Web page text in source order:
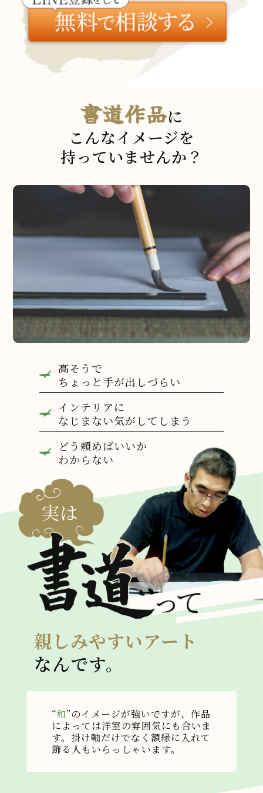
書道作品に
こんなイメージを
持っていませんか？
高そうで
ちょっと手が出しづらい
インテリアに
なじまない気がしてしまう
どう頼めばいいか
わからない
親しみやすいアート
なんです。
“和”のイメージが強いですが、作品
によっては洋室の雰囲気にも合いま
す。掛け軸だけでなく額縁に入れて
飾る人もいらっしゃいます。